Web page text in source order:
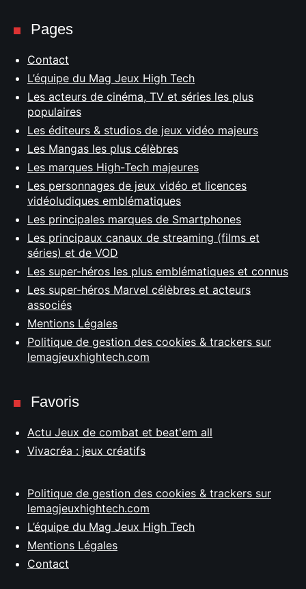
Pages
Contact
L’équipe du Mag Jeux High Tech
Les acteurs de cinéma, TV et séries les plus
populaires
Les éditeurs & studios de jeux vidéo majeurs
Les Mangas les plus célèbres
Les marques High-Tech majeures
Les personnages de jeux vidéo et licences
vidéoludiques emblématiques
Les principales marques de Smartphones
Les principaux canaux de streaming (films et
séries) et de VOD
Les super-héros les plus emblématiques et connus
Les super-héros Marvel célèbres et acteurs
associés
Mentions Légales
Politique de gestion des cookies & trackers sur
lemagjeuxhightech.com
Favoris
Actu Jeux de combat et beat'em all
Vivacréa : jeux créatifs
Politique de gestion des cookies & trackers sur
lemagjeuxhightech.com
L’équipe du Mag Jeux High Tech
Mentions Légales
Contact